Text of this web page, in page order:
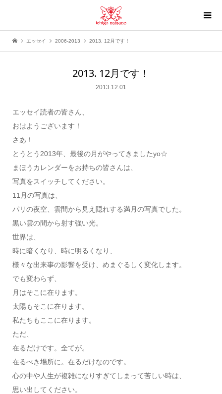
エッセイ 2006-2013 2013. 12月です！
2013. 12月です！
2013.12.01
エッセイ読者の皆さん、
おはようございます！
さあ！
とうとう2013年、最後の月がやってきましたyo☆
まほうカレンダーをお持ちの皆さんは、
写真をスイッチしてください。
11月の写真は、
パリの夜空、雲間から見え隠れする満月の写真でした。
黒い雲の間から射す強い光。
世界は、
時に暗くなり、時に明るくなり、
様々な出来事の影響を受け、めまぐるしく変化します。
でも変わらず、
月はそこに在ります。
太陽もそこに在ります。
私たちもここに在ります。
ただ、
在るだけです。全てが。
在るべき場所に。在るだけなのです。
心の中や人生が複雑になりすぎてしまって苦しい時は、
思い出してください。